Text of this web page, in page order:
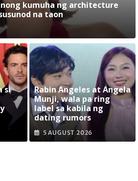
kumuha ng architecture
na taon
si
Rabin Angeles at Angela
Munji, wala pa ring
label sa kabila ng
dating rumors
5 AUGUST 2026